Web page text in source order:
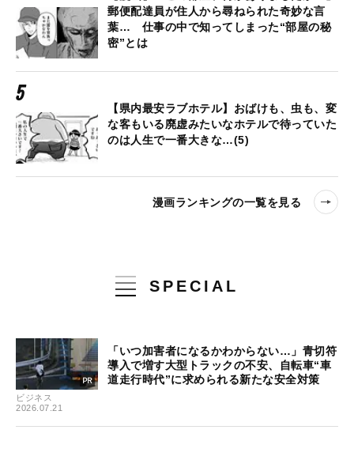
郵便配達員が住人から尋ねられた奇妙な言
葉… 仕事の中で知ってしまった“部屋の秘
密”とは
【県内最安ラブホテル】おばけも、虫も、変
な客もいる廃虚みたいなホテルで待っていた
のは人生で一番大きな…(5)
漫画ランキングの一覧を見る
SPECIAL
ビジネス
2026.07.21
「いつ加害者になるかわからない…」青切符
導入で増す大型トラックの不安、自転車“車
道走行時代”に求められる新たな安全対策